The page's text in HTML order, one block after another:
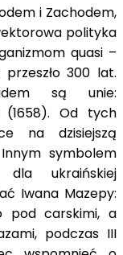
i Zachodem,
polityka
quasi –
300 lat.
są unie:
(1658). Od tych
na dzisiejszą
symbolem
ukraińskiej
Iwana Mazepy:
pod carskimi, a
podczas III